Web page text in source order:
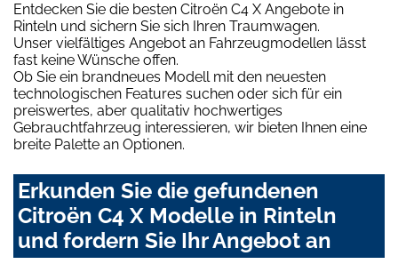
Entdecken Sie die besten Citroën C4 X Angebote in
Rinteln und sichern Sie sich Ihren Traumwagen.
Unser vielfältiges Angebot an Fahrzeugmodellen lässt
fast keine Wünsche offen.
Ob Sie ein brandneues Modell mit den neuesten
technologischen Features suchen oder sich für ein
preiswertes, aber qualitativ hochwertiges
Gebrauchtfahrzeug interessieren, wir bieten Ihnen eine
breite Palette an Optionen.
Erkunden Sie die gefundenen
Citroën C4 X Modelle in Rinteln
und fordern Sie Ihr Angebot an